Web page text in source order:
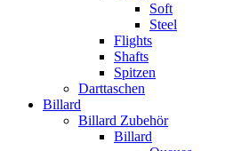
Soft
Steel
Flights
Shafts
Spitzen
Darttaschen
Billard
Billard Zubehör
Billard